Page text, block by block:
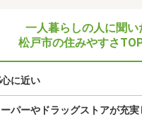
一人暮らしの人に聞い
松戸市の住みやすさ
に近い
パーやドラッグストアが充実